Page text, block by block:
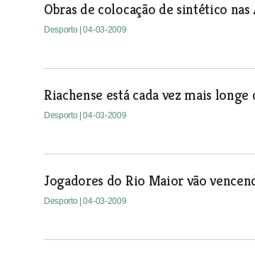
Obras de colocação de sintético
Desporto | 04-03-2009
Riachense está cada vez mais longe
Desporto | 04-03-2009
Jogadores do Rio Maior vão
Desporto | 04-03-2009